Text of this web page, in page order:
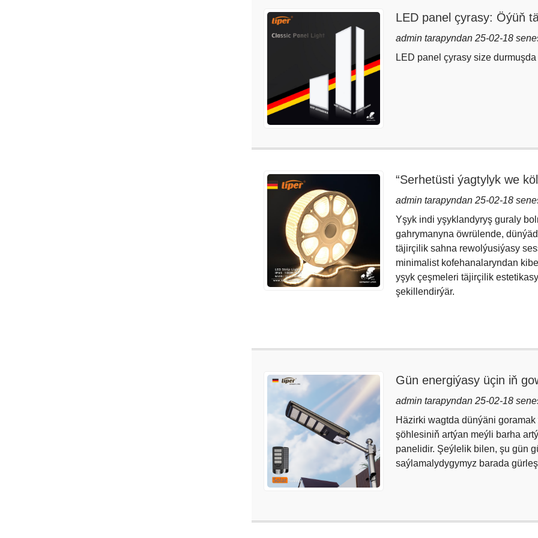
LED panel çyrasy: Öýüň
admin tarapyndan 25-02-18
LED panel çyrasy size
“Serhetüsti ýagtylyk we
sekiz söwda giňişliginiň
döredýär?
admin tarapyndan 25-02-18
Yşyk indi yşyklandyryş guraly
gahrymanyna öwrülende,
täjirçilik sahna rewolýusiýasy
minimalist kofehanalaryndan
yşyk çeşmeleri täjirçilik
şekillendirýär.
Gün energiýasy üçin iň
admin tarapyndan 25-02-18
Häzirki wagtda dünýäni
şöhlesiniň artýan meýli barha
panelidir. Şeýlelik bilen, şu gün
saýlamalydygymyz barada